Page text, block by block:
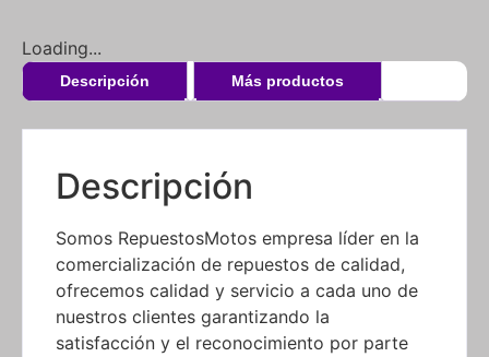
Loading...
Descripción Más productos
Descripción
Somos RepuestosMotos empresa líder en la
comercialización de repuestos de calidad,
ofrecemos calidad y servicio a cada uno de
nuestros clientes garantizando la
satisfacción y el reconocimiento por parte